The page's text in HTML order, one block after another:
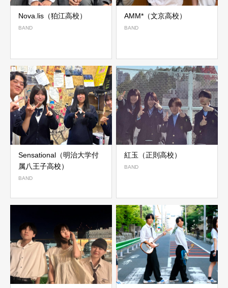
Nova.lis（狛江高校）
BAND
AMM*（文京高校）
BAND
Sensational（明治大学付
属八王子高校）
BAND
紅玉（正則高校）
BAND